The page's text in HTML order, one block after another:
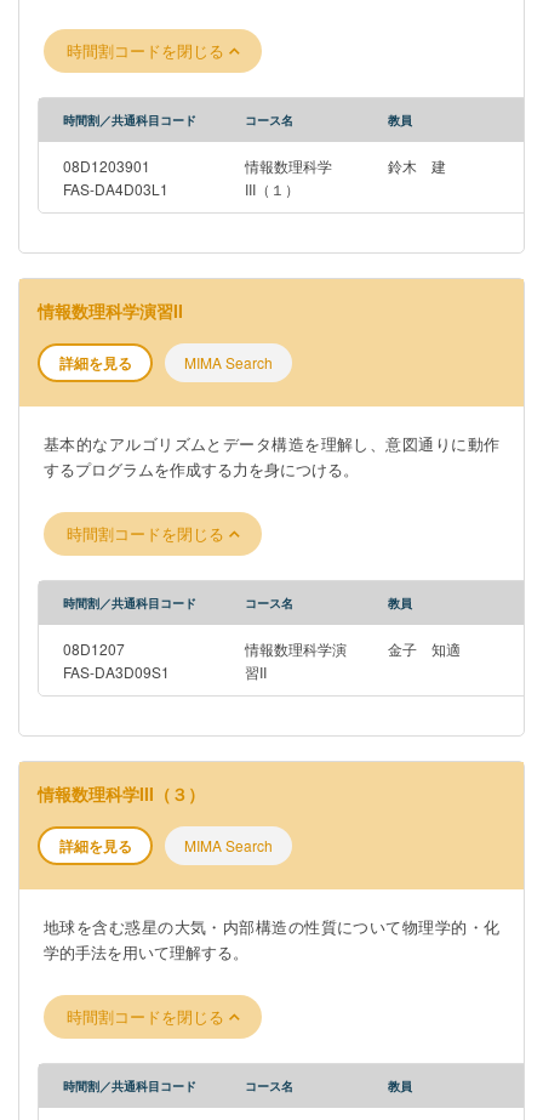
時間割コードを閉じる
時間割／共通科目コード コース名 教員
08D1203901
FAS-DA4D03L1
情報数理科学
III（１）
鈴木 建
情報数理科学演習II
詳細を見る MIMA Search
基本的なアルゴリズムとデータ構造を理解し、意図通りに動作
するプログラムを作成する力を身につける。
時間割コードを閉じる
時間割／共通科目コード コース名 教員
08D1207
FAS-DA3D09S1
情報数理科学演
習II
金子 知適
情報数理科学III（３）
詳細を見る MIMA Search
地球を含む惑星の大気・内部構造の性質について物理学的・化
学的手法を用いて理解する。
時間割コードを閉じる
時間割／共通科目コード コース名 教員